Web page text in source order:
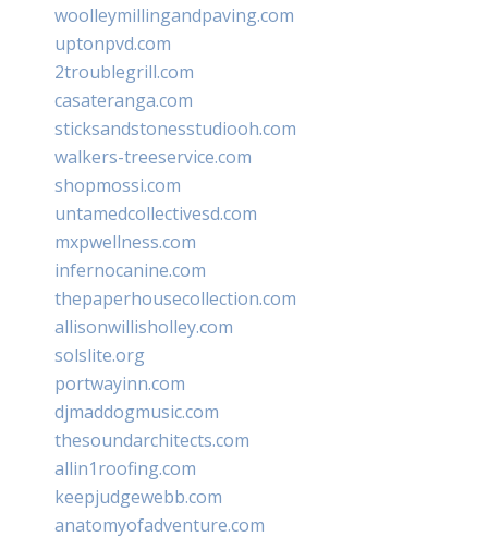
woolleymillingandpaving.com
uptonpvd.com
2troublegrill.com
casateranga.com
sticksandstonesstudiooh.com
walkers-treeservice.com
shopmossi.com
untamedcollectivesd.com
mxpwellness.com
infernocanine.com
thepaperhousecollection.com
allisonwillisholley.com
solslite.org
portwayinn.com
djmaddogmusic.com
thesoundarchitects.com
allin1roofing.com
keepjudgewebb.com
anatomyofadventure.com